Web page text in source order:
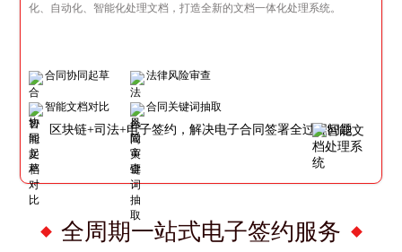
化、自动化、智能化处理文档，打造全新的文档一体化处理系统。
合同协同起草 法律风险审查
智能文档对比 合同关键词抽取
全周期一站式电子签约服务
区块链+司法+电子签约，解决电子合同签署全过程问题